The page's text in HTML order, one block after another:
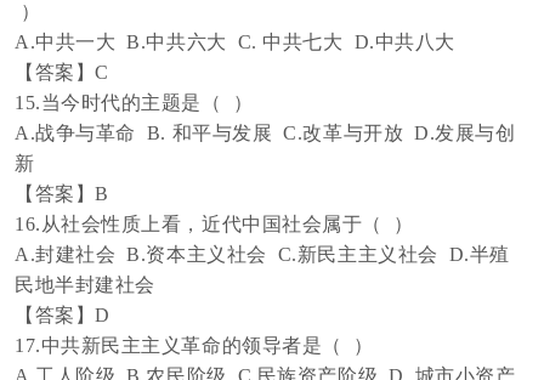
）
A.中共一大 B.中共六大 C. 中共七大 D.中共八大
【答案】C
15.当今时代的主题是（ ）
A.战争与革命 B. 和平与发展 C.改革与开放 D.发展与创
新
【答案】B
16.从社会性质上看，近代中国社会属于（ ）
A.封建社会 B.资本主义社会 C.新民主主义社会 D.半殖
民地半封建社会
【答案】D
17.中共新民主主义革命的领导者是（ ）
A.工人阶级 B.农民阶级 C.民族资产阶级 D. 城市小资产